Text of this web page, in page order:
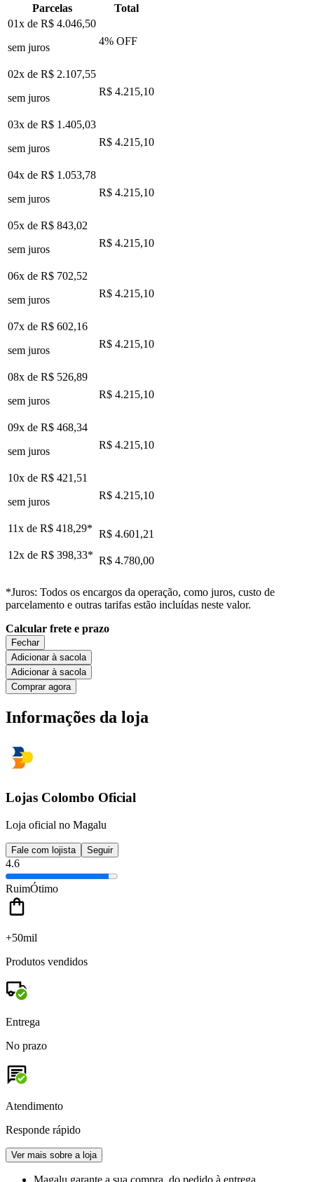
Parcelas
Total
01x de R$ 4.046,50
sem juros
4% OFF
02x de R$ 2.107,55
sem juros
R$ 4.215,10
03x de R$ 1.405,03
sem juros
R$ 4.215,10
04x de R$ 1.053,78
sem juros
R$ 4.215,10
05x de R$ 843,02
sem juros
R$ 4.215,10
06x de R$ 702,52
sem juros
R$ 4.215,10
07x de R$ 602,16
sem juros
R$ 4.215,10
08x de R$ 526,89
sem juros
R$ 4.215,10
09x de R$ 468,34
sem juros
R$ 4.215,10
10x de R$ 421,51
sem juros
R$ 4.215,10
11x de R$ 418,29* R$ 4.601,21
12x de R$ 398,33* R$ 4.780,00
*Juros: Todos os encargos da operação, como juros, custo de
parcelamento e outras tarifas estão incluídas neste valor.
Calcular frete e prazo
Fechar
Adicionar à sacola
Adicionar à sacola
Comprar agora
Informações da loja
Lojas Colombo Oficial
Loja oficial no Magalu
Fale com lojista Seguir
4.6
RuimÓtimo
+50mil
Produtos vendidos
Entrega
No prazo
Atendimento
Responde rápido
Ver mais sobre a loja
Magalu garante a sua compra, do pedido à entrega.